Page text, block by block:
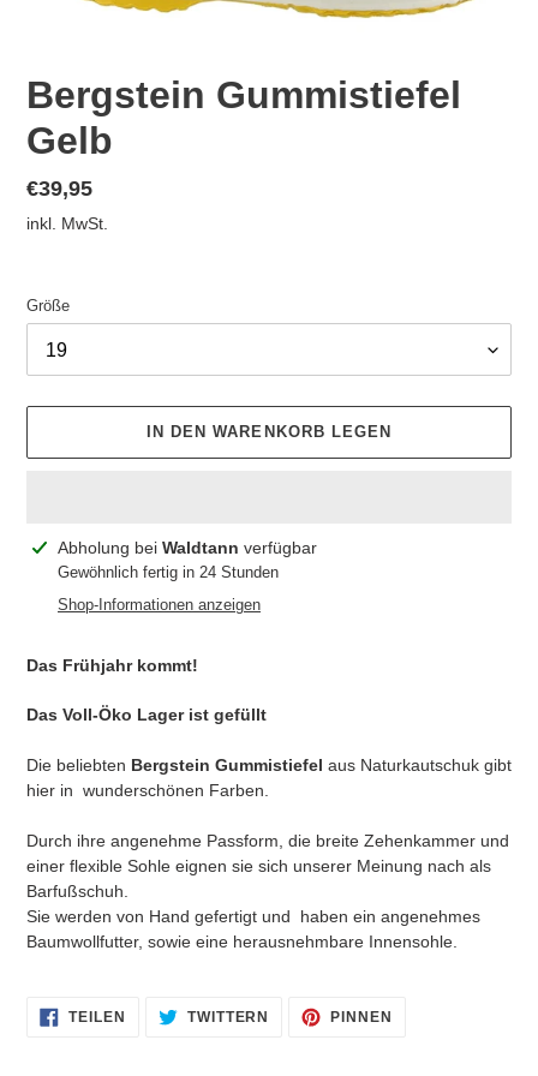
Bergstein Gummistiefel
Gelb
Normaler
Preis
€39,95
inkl. MwSt.
Größe
IN DEN WARENKORB LEGEN
ProduktAbholung bei Waldtann verfügbar
Gewöhnlich fertig in 24 Stunden
Shop-Informationen anzeigen
Das Frühjahr kommt!
Das Voll-Öko Lager ist gefüllt
Die beliebten Bergstein Gummistiefel aus Naturkautschuk gibt
hier in wunderschönen Farben.
Durch ihre angenehme Passform, die breite Zehenkammer und
einer flexible Sohle eignen sie sich unserer Meinung nach als
Barfußschuh.
Sie werden von Hand gefertigt und haben ein angenehmes
Baumwollfutter, sowie eine herausnehmbare Innensohle.
TEILEN
FACEBOOK
TWITTERN AUF
TWITTER
PINNEN